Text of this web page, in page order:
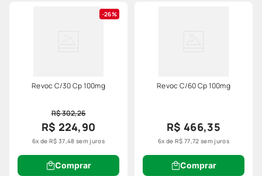
26%
Revoc C/30 Cp 100mg
R$ 302,26
R$ 224,90
6x deR$ 37,48 sem juros
Comprar
Revoc C/60 Cp 100mg
R$ 466,35
6x deR$ 77,72 sem juros
Comprar